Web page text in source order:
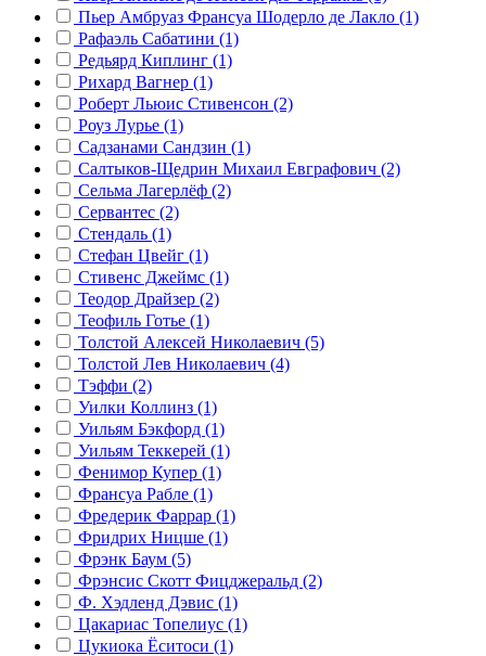
Пьер Амбруаз Франсуа Шодерло де Лакло (1)
Рафаэль Сабатини (1)
Редьярд Киплинг (1)
Рихард Вагнер (1)
Роберт Льюис Стивенсон (2)
Роуз Лурье (1)
Садзанами Сандзин (1)
Салтыков-Щедрин Михаил Евграфович (2)
Сельма Лагерлёф (2)
Сервантес (2)
Стендаль (1)
Стефан Цвейг (1)
Стивенс Джеймс (1)
Теодор Драйзер (2)
Теофиль Готье (1)
Толстой Алексей Николаевич (5)
Толстой Лев Николаевич (4)
Тэффи (2)
Уилки Коллинз (1)
Уильям Бэкфорд (1)
Уильям Теккерей (1)
Фенимор Купер (1)
Франсуа Рабле (1)
Фредерик Фаррар (1)
Фридрих Ницше (1)
Фрэнк Баум (5)
Фрэнсис Скотт Фицджеральд (2)
Ф. Хэдленд Дэвис (1)
Цакариас Топелиус (1)
Цукиока Ёситоси (1)